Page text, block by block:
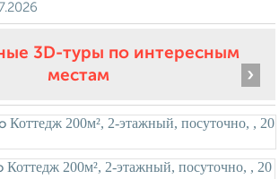
3D-туры по интересным
местам
›